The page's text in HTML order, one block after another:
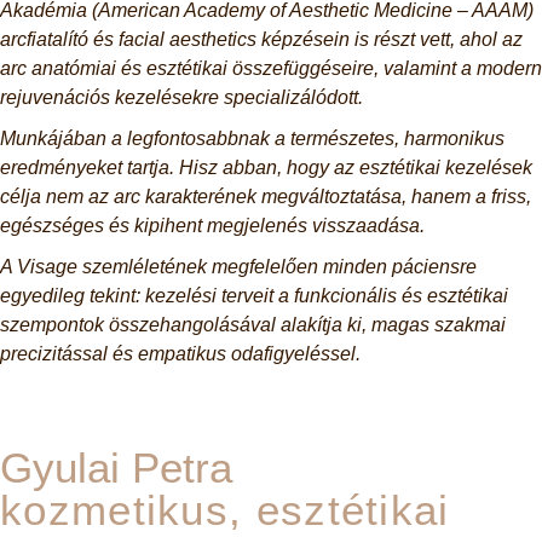
Akadémia (American Academy of Aesthetic Medicine – AAAM)
arcfiatalító és facial aesthetics képzésein is részt vett, ahol az
arc anatómiai és esztétikai összefüggéseire, valamint a modern
rejuvenációs kezelésekre specializálódott.
Munkájában a legfontosabbnak a természetes, harmonikus
eredményeket tartja. Hisz abban, hogy az esztétikai kezelések
célja nem az arc karakterének megváltoztatása, hanem a friss,
egészséges és kipihent megjelenés visszaadása.
A Visage szemléletének megfelelően minden páciensre
egyedileg tekint: kezelési terveit a funkcionális és esztétikai
szempontok összehangolásával alakítja ki, magas szakmai
precizitással és empatikus odafigyeléssel.
Gyulai Petra
kozmetikus, esztétikai